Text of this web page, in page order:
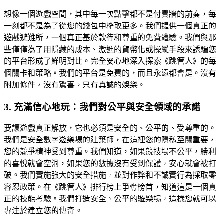
想像一個遊戲空間，其中每一次點擊都不是付費牆的前奏，每
一刻都不是為了從您的錢包中榨取更多。我們提供一個真正的
遊戲避難所，一個真正基於款待和尊重的免費體驗。我們與那
些僅僅為了用隱藏的成本、激進的貨幣化或操縱手段來誘騙您
的平台形成了鮮明對比。完全安心地深入探索《跳管人》的每
個關卡和策略。我們的平台是免費的，而且永遠都會是。沒有
附加條件，沒有驚喜，只有真誠的娛樂。
3. 充滿信心地玩：我們對公平與安全領域的承諾
要讓遊戲真正解放，它也必須是安全的、公平的、受尊重的。
我們是安全數字遊樂場的建築師，在這裡您的隱私至關重要，
您的競爭精神受到尊重。我們知道，如果競技場不公平，勝利
的喜悅就會空洞，如果您的數據沒有受到保護，安心就會被打
破。我們實施強大的安全措施，並對作弊和不誠實行為採取零
容忍政策。在《跳管人》排行榜上爭奪榜首，知道這是一個真
正的技能考驗。我們打造安全、公平的遊樂場，這樣您就可以
專注於建立您的傳奇。